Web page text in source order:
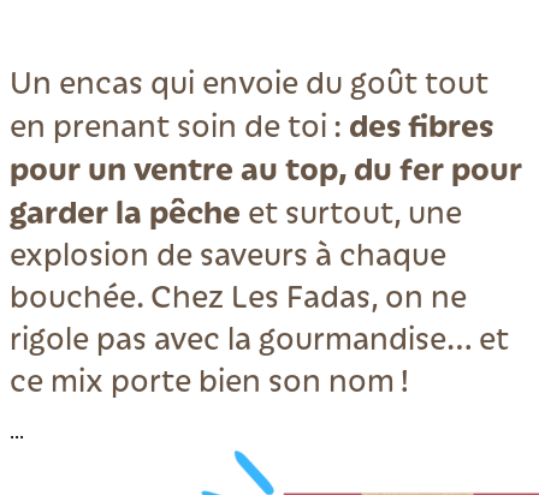
Un encas qui envoie du goût tout
en prenant soin de toi : des fibres
pour un ventre au top, du fer pour
garder la pêche et surtout, une
explosion de saveurs à chaque
bouchée. Chez Les Fadas, on ne
rigole pas avec la gourmandise… et
ce mix porte bien son nom !
...